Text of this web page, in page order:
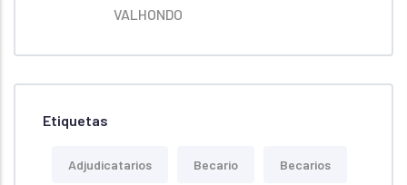
VALHONDO
Etiquetas
Adjudicatarios Becario Becarios